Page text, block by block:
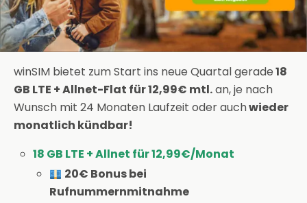
winSIM bietet zum Start ins neue Quartal gerade18
GB LTE + Allnet-Flat für 12,99€ mtl.an, je nach
Wunsch mit 24 Monaten Laufzeit oder auchwieder
monatlich kündbar!
18 GB LTE + Allnet für 12,99€/Monat
20€ Bonus bei
Rufnummernmitnahme